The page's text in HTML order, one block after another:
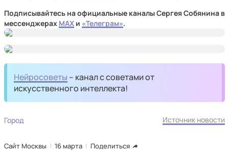
Подписывайтесь на официальные каналы Сергея Собянина в
мессенджерах MAX и «Телеграм».
Нейросоветы – канал с советами от
искусственного интеллекта!
Город Источник новости
Сайт Москвы 16 марта Поделиться